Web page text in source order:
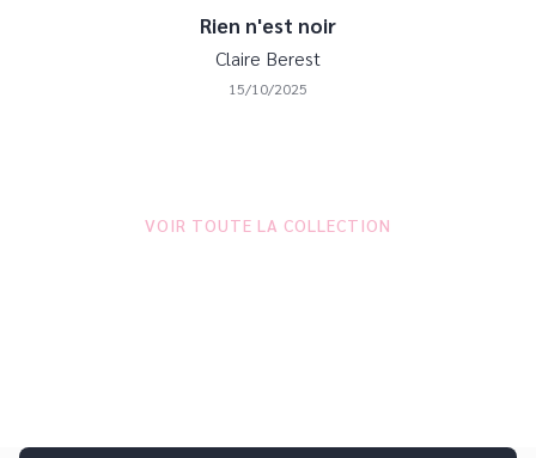
Rien n'est noir
Claire Berest
15/10/2025
VOIR TOUTE LA COLLECTION